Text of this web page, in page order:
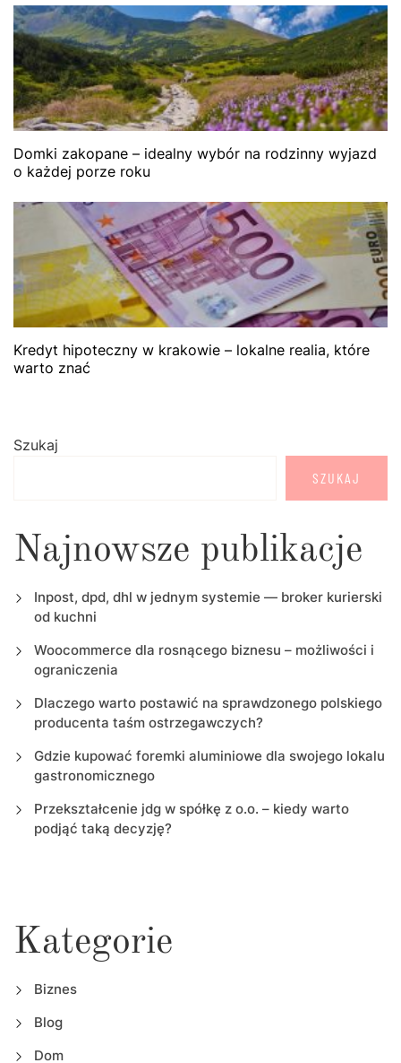
Domki zakopane – idealny wybór na rodzinny wyjazd
o każdej porze roku
Kredyt hipoteczny w krakowie – lokalne realia, które
warto znać
Szukaj
SZUKAJ
Najnowsze publikacje
Inpost, dpd, dhl w jednym systemie — broker kurierski
od kuchni
Woocommerce dla rosnącego biznesu – możliwości i
ograniczenia
Dlaczego warto postawić na sprawdzonego polskiego
producenta taśm ostrzegawczych?
Gdzie kupować foremki aluminiowe dla swojego lokalu
gastronomicznego
Przekształcenie jdg w spółkę z o.o. – kiedy warto
podjąć taką decyzję?
Kategorie
Biznes
Blog
Dom